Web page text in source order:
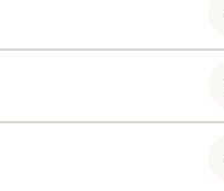
annoksen